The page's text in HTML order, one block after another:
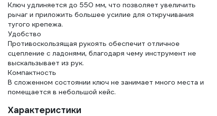
Ключ удлиняется до 550 мм, что позволяет увеличить
рычаг и приложить большее усилие для откручивания
тугого крепежа.
Удобство
Противоскользящая рукоять обеспечит отличное
сцепление с ладонями, благодаря чему инструмент не
выскальзывает из рук.
Компактность
В сложенном состоянии ключ не занимает много места и
помещается в небольшой кейс.
Характеристики